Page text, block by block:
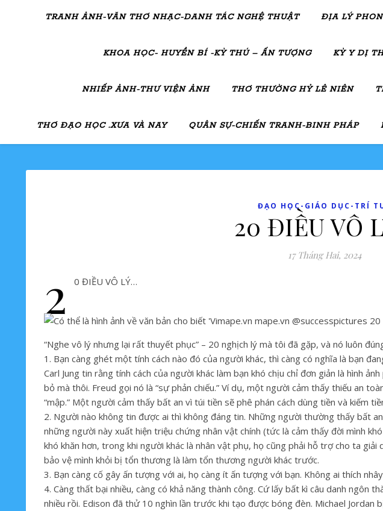
TRANH ẢNH-VĂN THƠ NHẠC-DANH TÁC NGHỆ THUẬT ĐỊA LÝ
KHOA HỌC- HUYỀN BÍ -KỲ THÚ – ẤN TƯỢNG KỲ Y DỊ
NHIẾP ẢNH-THƯ VIỆN ẢNH THƠ THƯỜNG HỶ LÊ NIÊN
THƠ ĐẠO HỌC .XƯA VÀ NAY QUÂN SỰ-CHIẾN TRANH-BINH PHÁP
ĐẠO HỌC-GIÁO DỤC-TRÍ
20 ĐIỀU VÔ
17 Tháng Hai, 2024
2 0 ĐIỀU VÔ LÝ…
“Nghe vô lý nhưng lại rất thuyết phục” – 20 nghịch lý mà tôi đã gặp, và nó luôn
1. Bạn càng ghét một tính cách nào đó của người khác, thì càng có nghĩa là bạn
Carl Jung tin rằng tính cách của người khác làm bạn khó chịu chỉ đơn giản là hình
bỏ mà thôi. Freud gọi nó là “sự phản chiếu.” Ví dụ, một người cảm thấy thiếu an
“mập.” Một người cảm thấy bất an vì túi tiền sẽ phê phán cách dùng tiền và kiếm
2. Người nào không tin được ai thì không đáng tin. Những người thường thấy bất
những người này xuất hiện triệu chứng nhân vật chính (tức là cảm thấy đời mình
khó khăn hơn, trong khi người khác là nhân vật phụ, họ cũng phải hỗ trợ cho ta
bảo vệ mình khỏi bị tổn thương là làm tổn thương người khác trước.
3. Bạn càng cố gây ấn tượng với ai, họ càng ít ấn tượng với bạn. Không ai thích
4. Càng thất bại nhiều, càng có khả năng thành công. Cứ lấy bất kì câu danh ngôn
nhiều rồi. Edison đã thử 10 nghìn lần trước khi tạo được bóng đèn. Michael